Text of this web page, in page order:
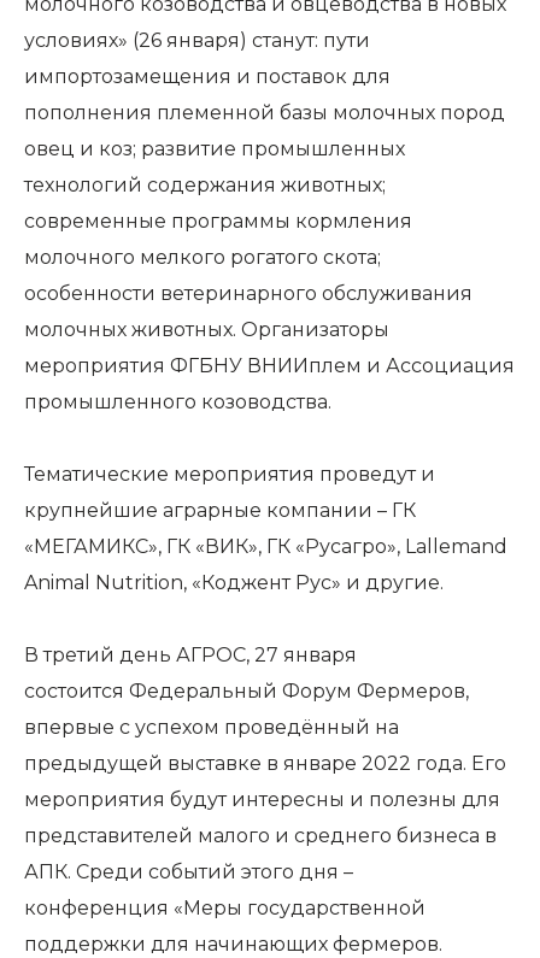
молочного козоводства и овцеводства в новых
условиях» (26 января) станут: пути
импортозамещения и поставок для
пополнения племенной базы молочных пород
овец и коз; развитие промышленных
технологий содержания животных;
современные программы кормления
молочного мелкого рогатого скота;
особенности ветеринарного обслуживания
молочных животных. Организаторы
мероприятия ФГБНУ ВНИИплем и Ассоциация
промышленного козоводства.
Тематические мероприятия проведут и
крупнейшие аграрные компании – ГК
«МЕГАМИКС», ГК «ВИК», ГК «Русагро», Lallemand
Animal Nutrition, «Коджент Рус» и другие.
В третий день АГРОС, 27 января
состоится Федеральный Форум Фермеров,
впервые с успехом проведённый на
предыдущей выставке в январе 2022 года. Его
мероприятия будут интересны и полезны для
представителей малого и среднего бизнеса в
АПК. Среди событий этого дня –
конференция «Меры государственной
поддержки для начинающих фермеров.